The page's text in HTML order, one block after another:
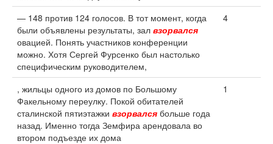
— 148 против 124 голосов. В тот момент, когда
были объявлены результаты, зал взорвался
овацией. Понять участников конференции
можно. Хотя Сергей Фурсенко был настолько
специфическим руководителем,
4
, жильцы одного из домов по Большому
Факельному переулку. Покой обитателей
сталинской пятиэтажки взорвался больше года
назад. Именно тогда Земфира арендовала во
втором подъезде их дома
1